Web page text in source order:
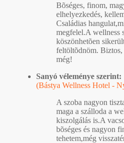
Bõséges, finom,
elhelyezkedés,
Családias
megfelel.A wellness
köszönhetõen
feltöltõdnöm. Biztos,
még!
Sanyó véleménye szerint:
(Bástya Wellness Hotel -
A szoba nagyon
maga a szálloda a
kiszolgálás is.A
bõséges és nagyon
tehetem,még